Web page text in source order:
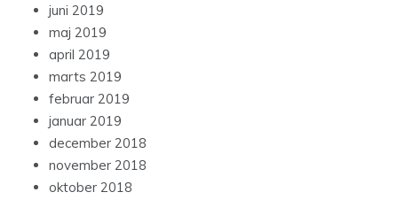
juni 2019
maj 2019
april 2019
marts 2019
februar 2019
januar 2019
december 2018
november 2018
oktober 2018